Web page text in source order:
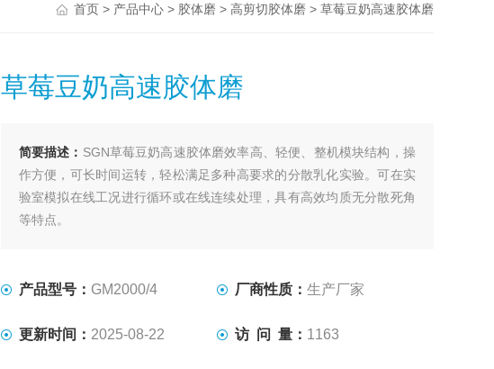
首页> 产品中心> 胶体磨 > 高剪切胶体磨 > 草莓豆奶高速胶体磨
草莓豆奶高速胶体磨
简要描述： SGN草莓豆奶高速胶体磨效率高、轻便、整机模块结构，操
作方便，可长时间运转，轻松满足多种高要求的分散乳化实验。可在实
验室模拟在线工况进行循环或在线连续处理，具有高效均质无分散死角
等特点。
产品型号： GM2000/4 厂商性质：生产厂家
更新时间： 2025-08-22 访 问 量： 1163